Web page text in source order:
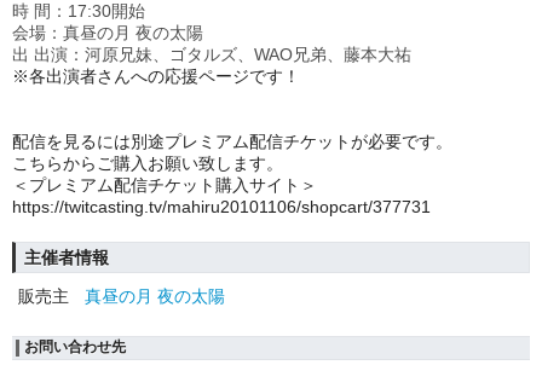
時 間：17:30開始
会場：真昼の月 夜の太陽
出 出演：河原兄妹、ゴタルズ、WAO兄弟、藤本大祐
※各出演者さんへの応援ページです！
配信を見るには別途プレミアム配信チケットが必要です。
こちらからご購入お願い致します。
＜プレミアム配信チケット購入サイト＞
https://twitcasting.tv/mahiru20101106/shopcart/377731
主催者情報
販売主
真昼の月 夜の太陽
お問い合わせ先